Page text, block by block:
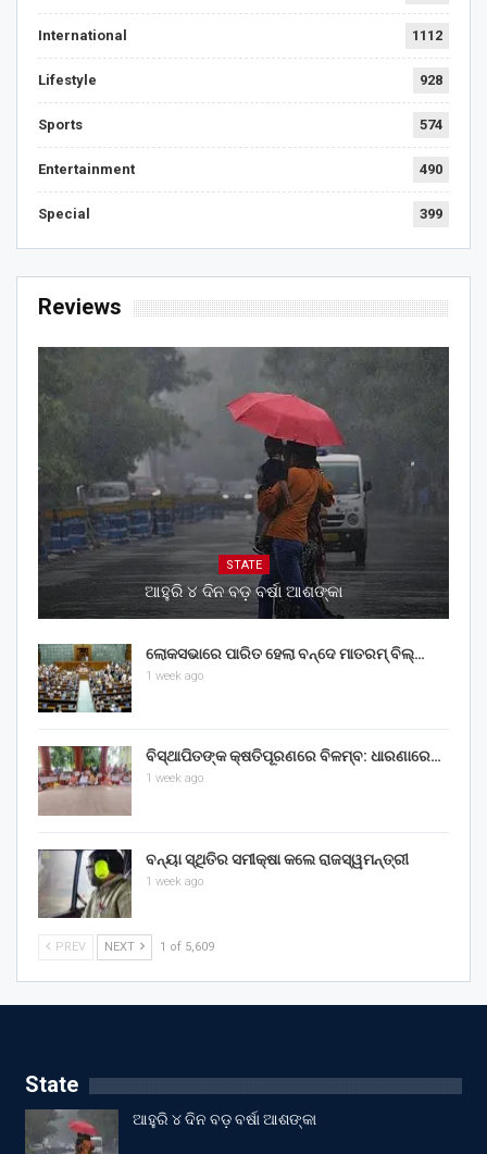
International 1112
Lifestyle 928
Sports 574
Entertainment 490
Special 399
Reviews
STATE
ଆହୁରି ୪ ଦିନ ବଡ଼ ବର୍ଷା ଆଶଙ୍କା
ଲୋକସଭାରେ ପାରିତ ହେଲା ବନ୍ଦେ ମାତରମ୍‌ ବିଲ୍‌…
1 week ago
ବିସ୍ଥାପିତଙ୍କ କ୍ଷତିପୂରଣରେ ବିଳମ୍ବ: ଧାରଣାରେ…
1 week ago
ବନ୍ୟା ସ୍ଥିତିର ସମୀକ୍ଷା କଲେ ରାଜସ୍ୱମନ୍ତ୍ରୀ
1 week ago
PREV NEXT 1 of 5,609
State
ଆହୁରି ୪ ଦିନ ବଡ଼ ବର୍ଷା ଆଶଙ୍କା